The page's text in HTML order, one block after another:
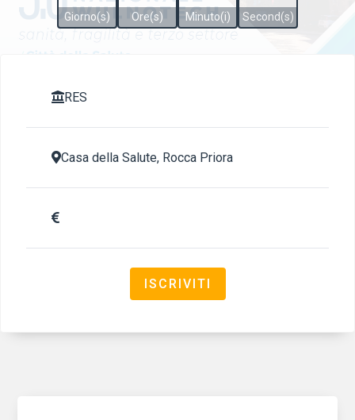
Giorno(s) Ore(s) Minuto(i) Second(s)
RES
Casa della Salute, Rocca Priora

ISCRIVITI